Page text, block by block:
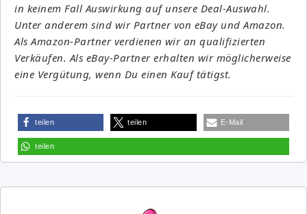
in keinem Fall Auswirkung auf unsere Deal-Auswahl.
Unter anderem sind wir Partner von eBay und Amazon.
Als Amazon-Partner verdienen wir an qualifizierten
Verkäufen. Als eBay-Partner erhalten wir möglicherweise
eine Vergütung, wenn Du einen Kauf tätigst.
teilen teilen E-Mail
teilen